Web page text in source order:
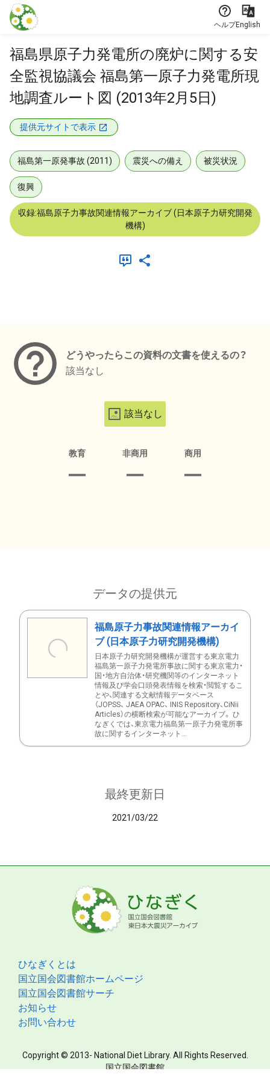
本文に飛ぶ
ヘルプEnglish
福島県原子力発電所の廃炉に関する安
全監視協議会 福島第一原子力発電所現
地調査ルート図 (2013年2月5日)
提供元サイトで表示
福島第一原発事故 (2011) 震災への備え 被災状況
復興
収録:福島原子力事故関連情報アーカイブ (日本原子力研究開発
機構)
どうやったらこの資料の文書を使えるの？
該当なし
該当なし
教育 非商用 商用
データの提供元
福島原子力事故関連情報アーカイ
ブ (日本原子力研究開発機構)
日本原子力研究開発機構が運営する東京電力
福島第一原子力発電所事故に関する東京電力・
国・地方自治体・研究機関等のインターネット
情報及び学会口頭発表情報を検索・閲覧するこ
とや、関連する文献情報データベース
（JOPSS、 JAEA OPAC、 INIS Repository、CiNii
Articles）の横断検索が可能なアーカイブ。 ひ
なぎくでは、東京電力福島第一原子力発電所事
故に関するインターネット...
最終更新日
2021/03/22
ひなぎくとは
国立国会図書館ホームページ
国立国会図書館サーチ
お知らせ
お問い合わせ
Copyright © 2013- National Diet Library. All Rights Reserved.